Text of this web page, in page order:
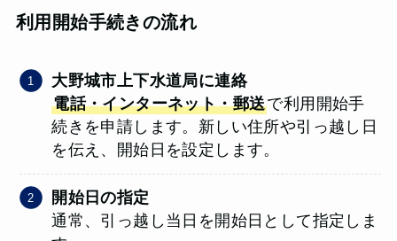
利用開始手続きの流れ
大野城市上下水道局に連絡
電話・インターネット・郵送で利用開始手
続きを申請します。新しい住所や引っ越し日
を伝え、開始日を設定します。
開始日の指定
通常、引っ越し当日を開始日として指定しま